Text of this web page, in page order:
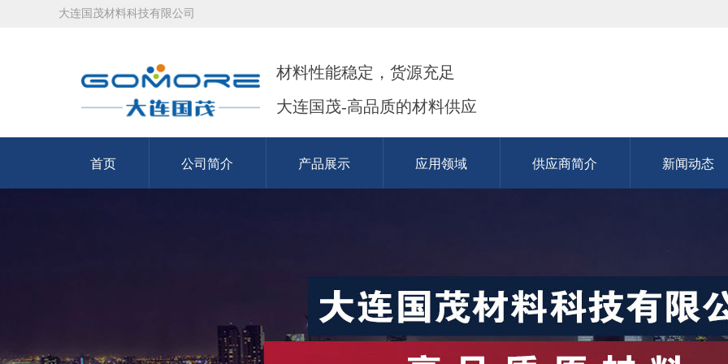
大连国茂材料科技有限公司
材料性能稳定，货源充足
大连国茂-高品质的材料供应
首页 公司简介 产品展示 应用领域 供应商简介 新闻动态